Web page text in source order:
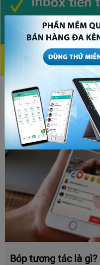
CHỦ ĐỀ HOT
Bóp tương tác là